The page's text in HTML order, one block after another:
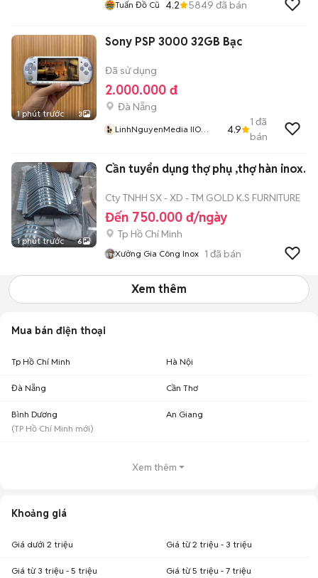
Tuấn Đồ Cũ 4.2 5849 đã bán
1 phút trước 3
Sony PSP 3000 32GB Bạc
Đã sử dụng
2.000.000 đ
Đà Nẵng
LinhNguyenMedia IIO
4.9
1 đã
bán
1 phút trước 6
Cần tuyển dụng thợ phụ ,thợ hàn inox.
Cty TNHH SX - XD - TM GOLD K.S FURNITURE
Đến 750.000 đ/ngày
Tp Hồ Chí Minh
Xưởng Gia Công Inox 1 đã bán
Xem thêm
Mua bán điện thoại
Tp Hồ Chí Minh Hà Nội
Đà Nẵng Cần Thơ
Bình Dương
(TP Hồ Chí Minh mới)
An Giang
Xem thêm
Khoảng giá
Giá dưới 2 triệu Giá từ 2 triệu - 3 triệu
Giá từ 3 triệu - 5 triệu Giá từ 5 triệu - 7 triệu